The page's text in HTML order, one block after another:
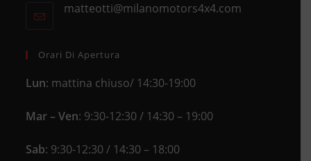
your
matteotti@milanomotors4x4.comOpens
Orari Di Apertura
Lun: mattina chiuso/ 14:30-19:00
Mar – Ven: 9:30-12:30 / 14:30 – 19:00
Sab: 9:30-12:30 / 14:30 – 18:00